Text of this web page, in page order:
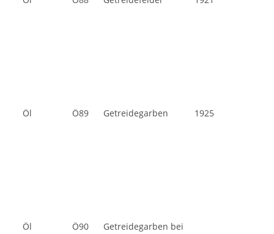
Öl Ö89 Getreidegarben 1925
Öl Ö90
Getreidegarben bei